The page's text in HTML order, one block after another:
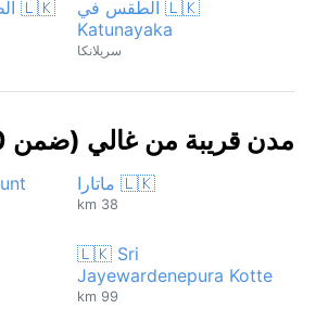
🇱🇰 الطقس في
Katunayaka
سريلانكا
🇱🇰 الطقس في فالفتيثوري
مدن قريبة من غالي (ضمن 300 كم)
🇱🇰 ماتارا
38 km
🇱🇰 Sri
Jayewardenepura Kotte
99 km